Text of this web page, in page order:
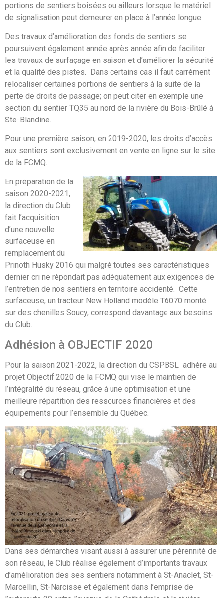
portions de sentiers boisées ou ailleurs lorsque le matériel
de signalisation peut demeurer en place à l’année longue.
Des travaux d’amélioration des fonds de sentiers se
poursuivent également année après année afin de faciliter
les travaux de surfaçage en saison et d’améliorer la sécurité
et la qualité des pistes. Dans certains cas il faut carrément
relocaliser certaines portions de sentiers à la suite de la
perte de droits de passage; on peut citer en exemple une
section du sentier TQ35 au nord de la rivière du Bois-Brûlé à
Ste-Blandine.
Pour une première saison, en 2019-2020, les droits d’accès
aux sentiers sont exclusivement en vente en ligne sur le site
de la FCMQ.
En préparation de la
saison 2020-2021,
la direction du Club
fait l’acquisition
d’une nouvelle
surfaceuse en
remplacement du
Prinoth Husky 2016 qui malgré toutes ses caractéristiques
dernier cri ne répondait pas adéquatement aux exigences de
l’entretien de nos sentiers en territoire accidenté. Cette
surfaceuse, un tracteur New Holland modèle T6070 monté
sur des chenilles Soucy, correspond davantage aux besoins
du Club.
Adhésion à OBJECTIF 2020
Pour la saison 2021-2022, la direction du CSPBSL adhère au
projet Objectif 2020 de la FCMQ qui vise le maintien de
l’intégralité du réseau, grâce à une optimisation et une
meilleure répartition des ressources financières et des
équipements pour l’ensemble du Québec.
Dans ses démarches visant aussi à assurer une pérennité de
son réseau, le Club réalise également d’importants travaux
d’amélioration des ses sentiers notamment à St-Anaclet, St-
Marcellin, St-Narcisse et également dans l’emprise de